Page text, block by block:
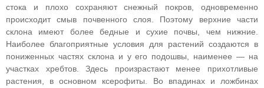
стока и плохо сохраняют снежный покров, одновременно
происходит смыв почвенного слоя. Поэтому верхние части
склона имеют более бедные и сухие почвы, чем нижние.
Наиболее благоприятные условия для растений создаются в
пониженных частях склона и у его подошвы, наименее — на
участках хребтов. Здесь произрастают менее прихотливые
растения, в основном ксерофиты. Во впадинах и ложбинах